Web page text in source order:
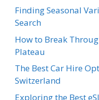
Finding Seasonal
Search
How to Break
Plateau
The Best Car Hire
Switzerland
Exploring the Best